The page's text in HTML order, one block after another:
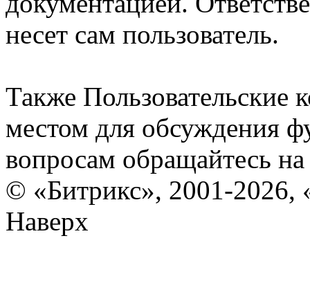
несет сам пользователь.
Также Пользовательские
местом для обсуждения
вопросам обращайтесь
© «Битрикс», 2001-2026,
Наверх